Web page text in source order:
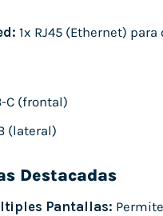
1x RJ45 (Ethernet)
C (frontal)
(lateral)
Destacadas
Pantallas: